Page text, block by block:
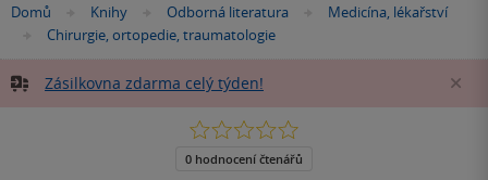
Nacházíte
Domů »Knihy »Odborná literatura »
Medicína, lékařství
»
Chirurgie, ortopedie, traumatologie
Zásilkovna zdarma celý týden!
0.0
5
0 hodnocení čtenářů